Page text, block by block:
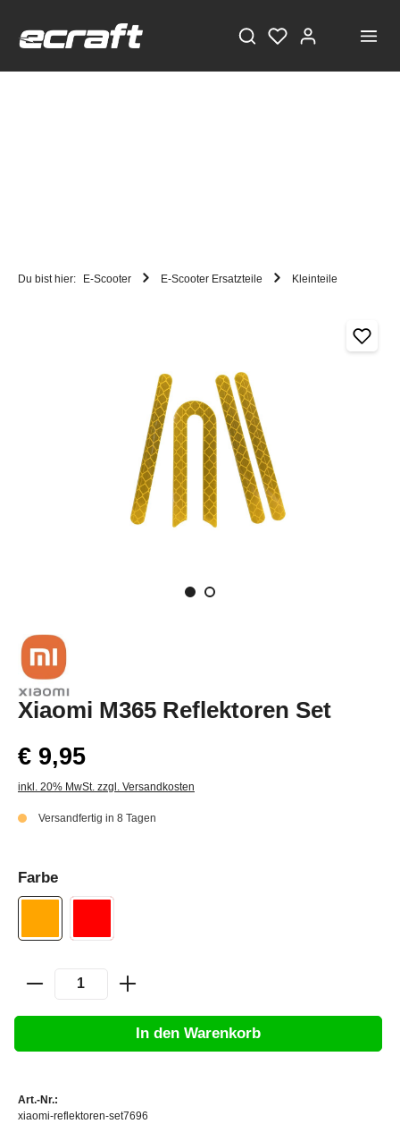
Du bist hier: E-Scooter E-Scooter Ersatzteile Kleinteile
Xiaomi M365 Reflektoren Set
€ 9,95
inkl. 20% MwSt. zzgl. Versandkosten
Versandfertig in 8 Tagen
Farbe
In den Warenkorb
Art.-Nr.:
xiaomi-reflektoren-set7696